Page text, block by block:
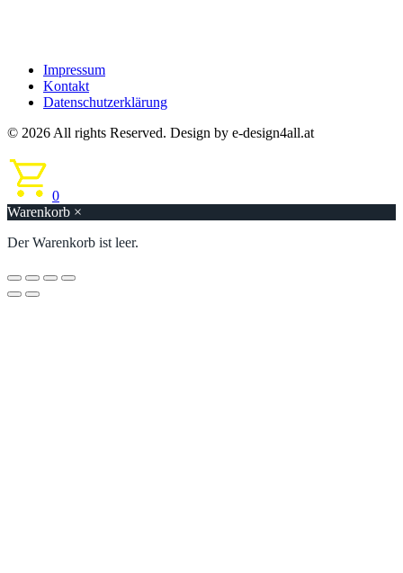
Impressum
Kontakt
Datenschutzerklärung
© 2026 All rights Reserved. Design by e-design4all.at
0
Warenkorb ×
Der Warenkorb ist leer.